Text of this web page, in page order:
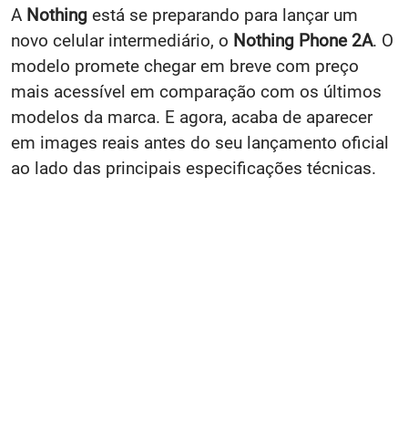
A Nothing está se preparando para lançar um
novo celular intermediário, o Nothing Phone 2A. O
modelo promete chegar em breve com preço
mais acessível em comparação com os últimos
modelos da marca. E agora, acaba de aparecer
em images reais antes do seu lançamento oficial
ao lado das principais especificações técnicas.